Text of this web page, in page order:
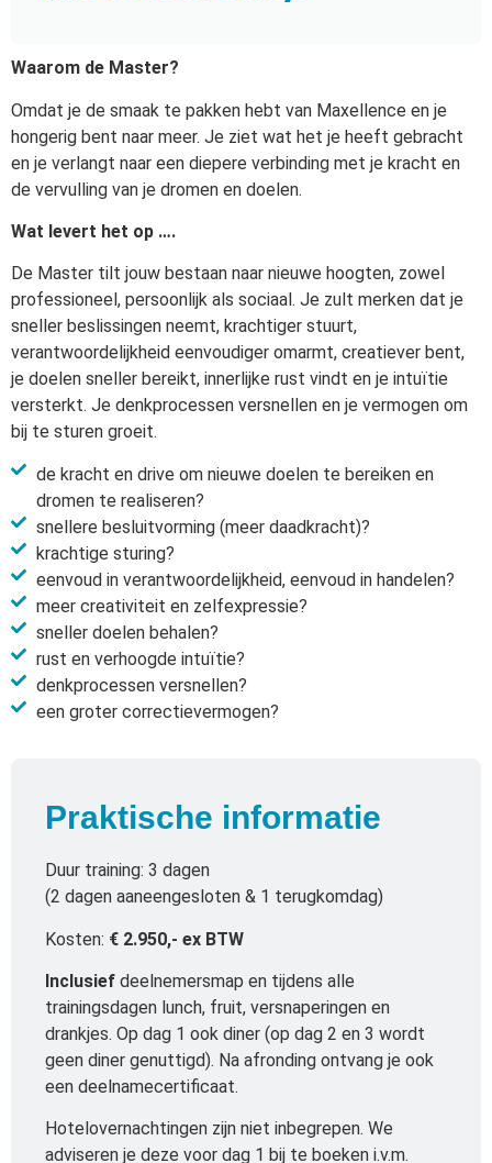
Waarom de Master?
Omdat je de smaak te pakken hebt van Maxellence en je
hongerig bent naar meer. Je ziet wat het je heeft gebracht
en je verlangt naar een diepere verbinding met je kracht en
de vervulling van je dromen en doelen.
Wat levert het op ….
De Master tilt jouw bestaan naar nieuwe hoogten, zowel
professioneel, persoonlijk als sociaal. Je zult merken dat je
sneller beslissingen neemt, krachtiger stuurt,
verantwoordelijkheid eenvoudiger omarmt, creatiever bent,
je doelen sneller bereikt, innerlijke rust vindt en je intuïtie
versterkt. Je denkprocessen versnellen en je vermogen om
bij te sturen groeit.
de kracht en drive om nieuwe doelen te bereiken en
dromen te realiseren?
snellere besluitvorming (meer daadkracht)?
krachtige sturing?
eenvoud in verantwoordelijkheid, eenvoud in handelen?
meer creativiteit en zelfexpressie?
sneller doelen behalen?
rust en verhoogde intuïtie?
denkprocessen versnellen?
een groter correctievermogen?
Praktische informatie
Duur training: 3 dagen
(2 dagen aaneengesloten & 1 terugkomdag)
Kosten: € 2.950,- ex BTW
Inclusief deelnemersmap en tijdens alle
trainingsdagen lunch, fruit, versnaperingen en
drankjes. Op dag 1 ook diner (op dag 2 en 3 wordt
geen diner genuttigd). Na afronding ontvang je ook
een deelnamecertificaat.
Hotelovernachtingen zijn niet inbegrepen. We
adviseren je deze voor dag 1 bij te boeken i.v.m.